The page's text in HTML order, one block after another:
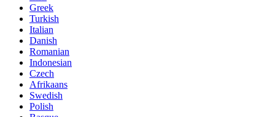
Greek
Turkish
Italian
Danish
Romanian
Indonesian
Czech
Afrikaans
Swedish
Polish